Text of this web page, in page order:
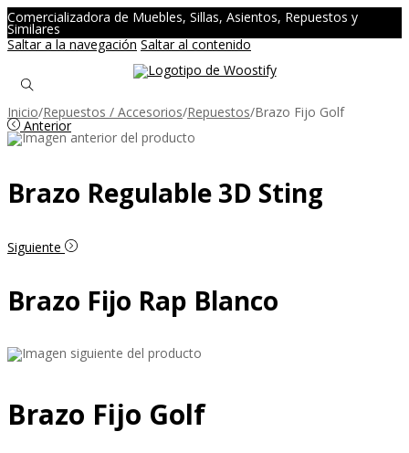
Comercializadora de Muebles, Sillas, Asientos, Repuestos y
Similares
Saltar a la navegación Saltar al contenido
Inicio/Repuestos / Accesorios/Repuestos/Brazo Fijo Golf
Anterior
Brazo Regulable 3D Sting
Siguiente
Brazo Fijo Rap Blanco
Brazo Fijo Golf